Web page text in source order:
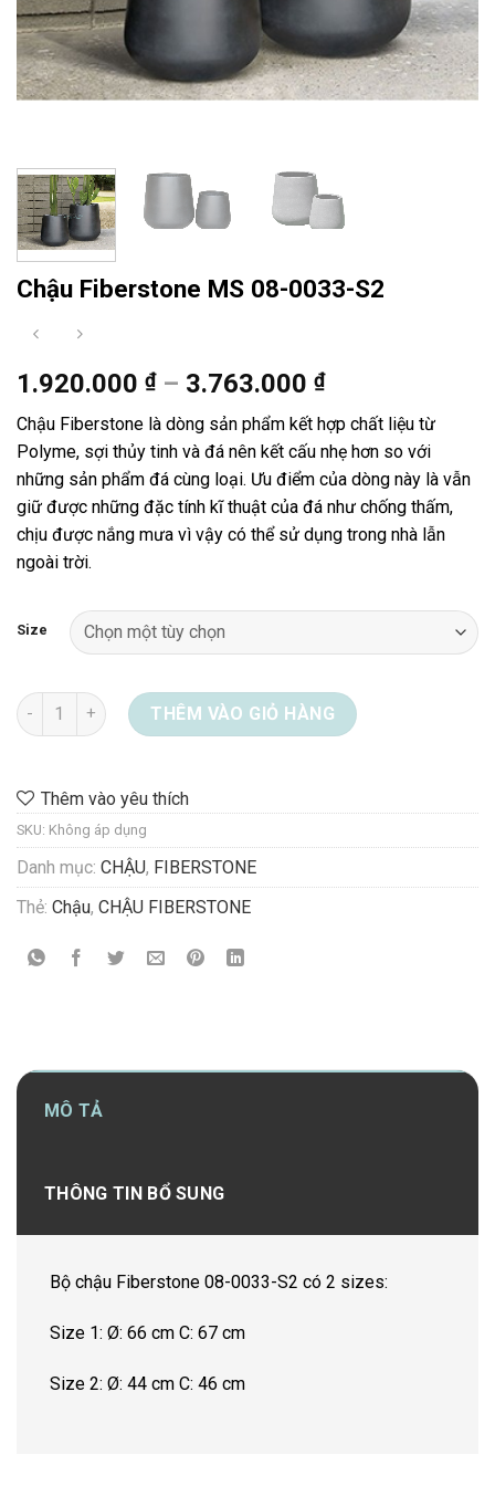
Chậu Fiberstone MS 08-0033-S2
1.920.000 ₫ – 3.763.000 ₫Khoảng
giá:
từ
1.920.000 ₫
đến
3.763.000 ₫
Chậu Fiberstone là dòng sản phẩm kết hợp chất liệu từ
Polyme, sợi thủy tinh và đá nên kết cấu nhẹ hơn so với
những sản phẩm đá cùng loại. Ưu điểm của dòng này là vẫn
giữ được những đặc tính kĩ thuật của đá như chống thấm,
chịu được nắng mưa vì vậy có thể sử dụng trong nhà lẫn
ngoài trời.
Size
Chậu Fiberstone MS 08-0033-S2 số lượng
THÊM VÀO GIỎ HÀNG
Thêm vào yêu thích
SKU: Không áp dụng
Danh mục: CHẬU, FIBERSTONE
Thẻ: Chậu, CHẬU FIBERSTONE
MÔ TẢ
THÔNG TIN BỔ SUNG
Bộ chậu Fiberstone 08-0033-S2 có 2 sizes:
Size 1: Ø: 66 cm C: 67 cm
Size 2: Ø: 44 cm C: 46 cm